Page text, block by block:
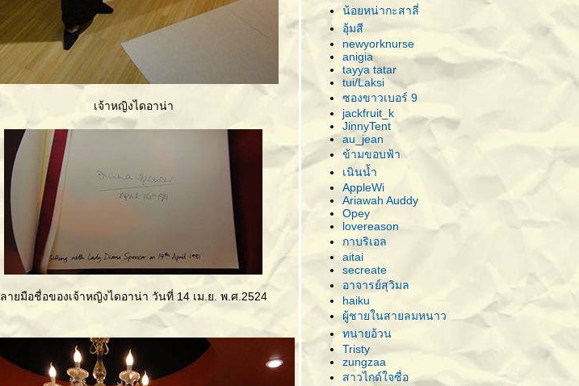
เจ้าหญิงไดอาน่า
ลายมือชื่อของเจ้าหญิงไดอาน่า วันที่ 14 เม.ย. พ.ศ.2524
น้อยหน่ากะสาลี่
อุ้มสี
newyorknurse
anigia
tayya tatar
tui/Laksi
ซองขาวเบอร์ 9
jackfruit_k
JinnyTent
au_jean
ข้ามขอบฟ้า
เนินน้ำ
AppleWi
Ariawah Auddy
Opey
lovereason
กาบริเอล
aitai
secreate
อาจารย์สุวิมล
haiku
ผู้ชายในสายลมหนาว
ทนายอ้วน
Tristy
zungzaa
สาวไกด์ใจซื่อ